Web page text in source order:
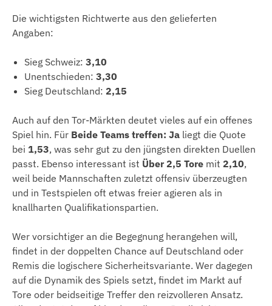
Die wichtigsten Richtwerte aus den gelieferten
Angaben:
Sieg Schweiz: 3,10
Unentschieden: 3,30
Sieg Deutschland: 2,15
Auch auf den Tor-Märkten deutet vieles auf ein offenes
Spiel hin. Für Beide Teams treffen: Ja liegt die Quote
bei 1,53, was sehr gut zu den jüngsten direkten Duellen
passt. Ebenso interessant ist Über 2,5 Tore mit 2,10,
weil beide Mannschaften zuletzt offensiv überzeugten
und in Testspielen oft etwas freier agieren als in
knallharten Qualifikationspartien.
Wer vorsichtiger an die Begegnung herangehen will,
findet in der doppelten Chance auf Deutschland oder
Remis die logischere Sicherheitsvariante. Wer dagegen
auf die Dynamik des Spiels setzt, findet im Markt auf
Tore oder beidseitige Treffer den reizvolleren Ansatz.